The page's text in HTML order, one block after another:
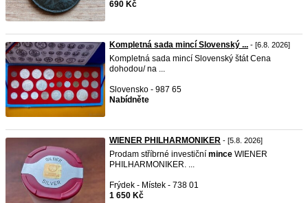
690 Kč
Kompletná sada mincí Slovenský ... - [6.8. 2026]
Kompletná sada mincí Slovenský štát Cena
dohodou/ na ...
Slovensko - 987 65
Nabídněte
WIENER PHILHARMONIKER - [5.8. 2026]
Prodam stříbrné investiční mince WIENER
PHILHARMONIKER. ...
Frýdek - Místek - 738 01
1 650 Kč